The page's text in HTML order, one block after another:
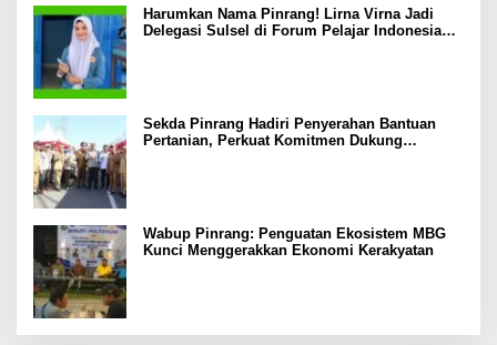
Harumkan Nama Pinrang! Lirna Virna Jadi
Delegasi Sulsel di Forum Pelajar Indonesia
Sekda Pinrang Hadiri Penyerahan Bantuan
Pertanian, Perkuat Komitmen Dukung
Wabup Pinrang: Penguatan Ekosistem MBG
Kunci Menggerakkan Ekonomi Kerakyatan